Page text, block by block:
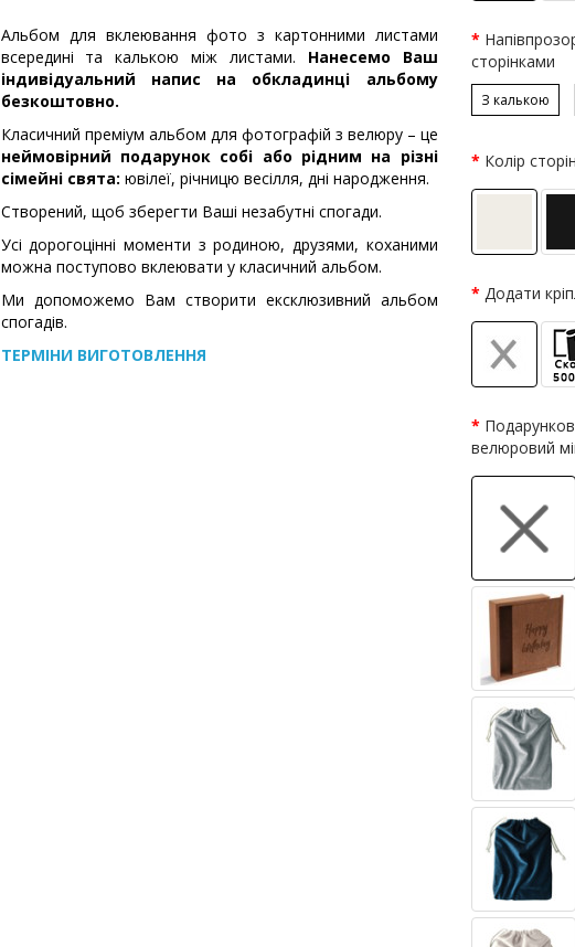
Альбом для вклеювання фото з картонними листами
всередині та калькою між листами. Нанесемо Ваш
індивідуальний напис на обкладинці альбому
безкоштовно.
Класичний преміум альбом для фотографій з велюру – це
неймовірний подарунок собі або рідним на різні
сімейні свята: ювілеї, річницю весілля, дні народження.
Створений, щоб зберегти Ваші незабутні спогади.
Усі дорогоцінні моменти з родиною, друзями, коханими
можна поступово вклеювати у класичний альбом.
Ми допоможемо Вам створити ексклюзивний альбом
спогадів.
ТЕРМІНИ ВИГОТОВЛЕННЯ
сторінками
З калькою
Колір
Додати
велюровий